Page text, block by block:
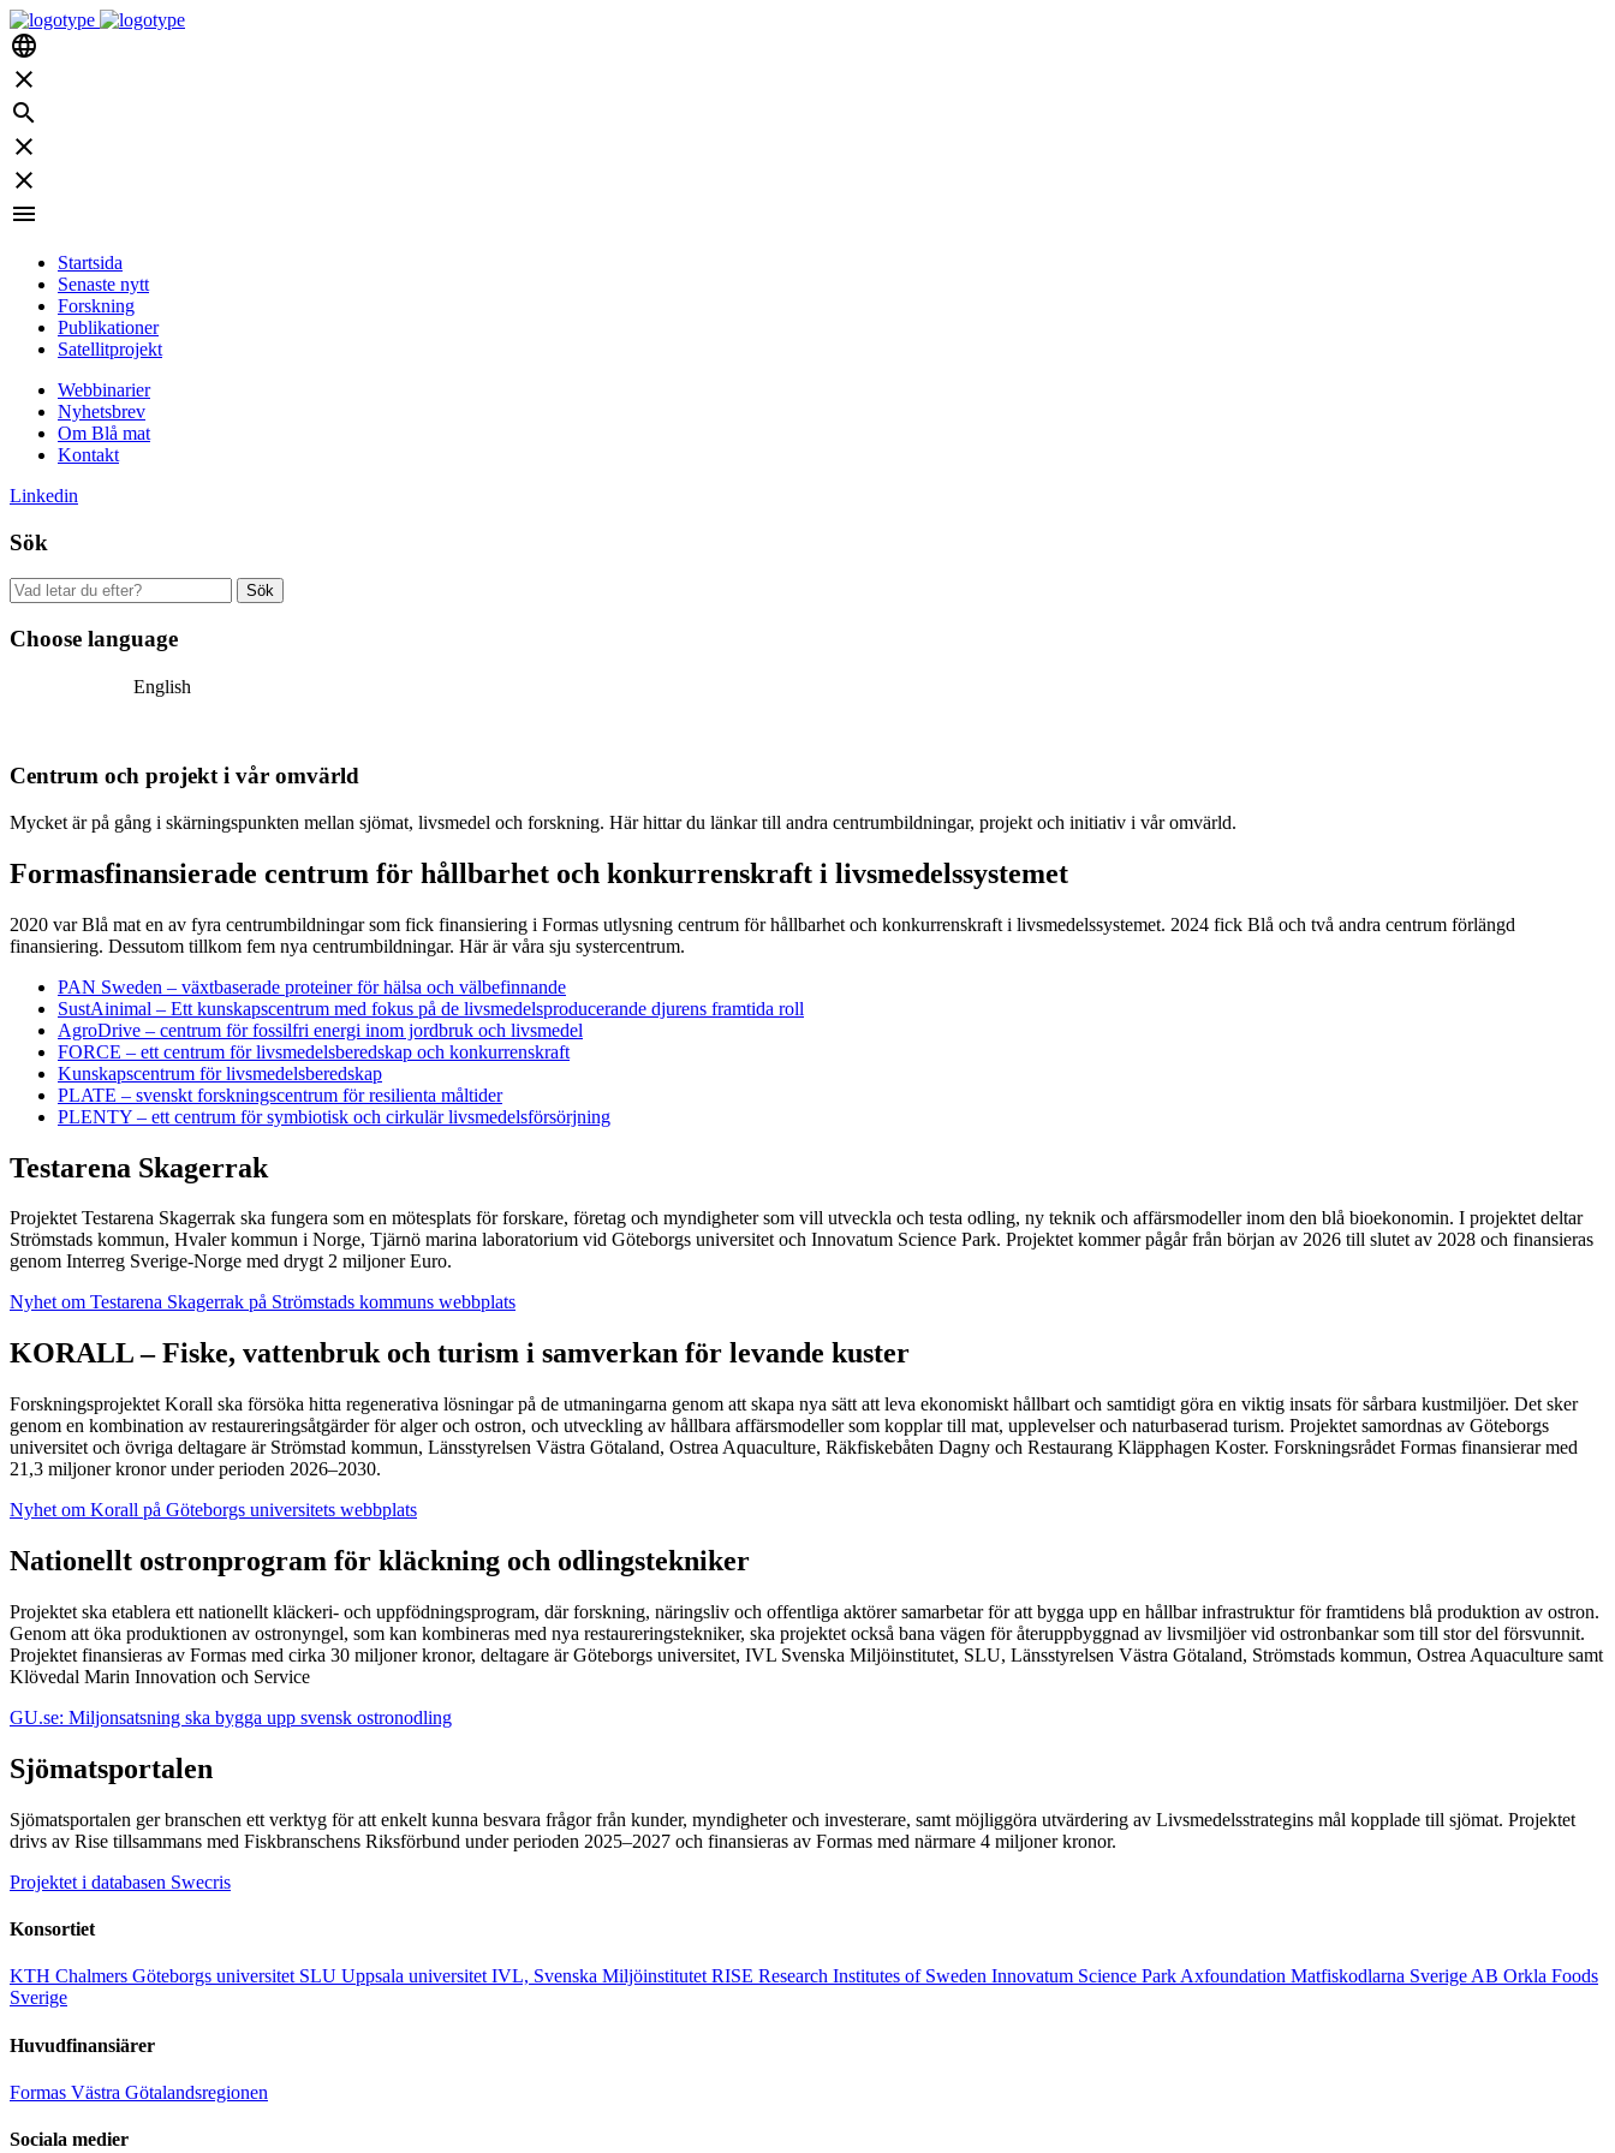
language
close
search
close
close
menu
Startsida
Senaste nytt
Forskning
Publikationer
Satellitprojekt
Webbinarier
Nyhetsbrev
Om Blå mat
Kontakt
Linkedin
Sök
Sök
efter:
Choose language
English
Centrum och projekt i vår omvärld
Mycket är på gång i skärningspunkten mellan sjömat, livsmedel och forskning. Här hittar du länkar till andra centrumbildningar, projekt och initiativ i vår omvärld.
Formasfinansierade centrum för hållbarhet och konkurrenskraft i livsmedelssystemet
2020 var Blå mat en av fyra centrumbildningar som fick finansiering i Formas utlysning centrum för hållbarhet och konkurrenskraft i livsmedelssystemet. 2024 fick Blå och två andra centrum förlängd
finansiering. Dessutom tillkom fem nya centrumbildningar. Här är våra sju systercentrum.
PAN Sweden – växtbaserade proteiner för hälsa och välbefinnande
SustAinimal – Ett kunskapscentrum med fokus på de livsmedelsproducerande djurens framtida roll
AgroDrive – centrum för fossilfri energi inom jordbruk och livsmedel
FORCE – ett centrum för livsmedelsberedskap och konkurrenskraft
Kunskapscentrum för livsmedelsberedskap
PLATE – svenskt forskningscentrum för resilienta måltider
PLENTY – ett centrum för symbiotisk och cirkulär livsmedelsförsörjning
Testarena Skagerrak
Projektet Testarena Skagerrak ska fungera som en mötesplats för forskare, företag och myndigheter som vill utveckla och testa odling, ny teknik och affärsmodeller inom den blå bioekonomin. I projektet deltar
Strömstads kommun, Hvaler kommun i Norge, Tjärnö marina laboratorium vid Göteborgs universitet och Innovatum Science Park. Projektet kommer pågår från början av 2026 till slutet av 2028 och finansieras
genom Interreg Sverige-Norge med drygt 2 miljoner Euro.
Nyhet om Testarena Skagerrak på Strömstads kommuns webbplats
KORALL – Fiske, vattenbruk och turism i samverkan för levande kuster
Forskningsprojektet Korall ska försöka hitta regenerativa lösningar på de utmaningarna genom att skapa nya sätt att leva ekonomiskt hållbart och samtidigt göra en viktig insats för sårbara kustmiljöer. Det sker
genom en kombination av restaureringsåtgärder för alger och ostron, och utveckling av hållbara affärsmodeller som kopplar till mat, upplevelser och naturbaserad turism. Projektet samordnas av Göteborgs
universitet och övriga deltagare är Strömstad kommun, Länsstyrelsen Västra Götaland, Ostrea Aquaculture, Räkfiskebåten Dagny och Restaurang Kläpphagen Koster. Forskningsrådet Formas finansierar med
21,3 miljoner kronor under perioden 2026–2030.
Nyhet om Korall på Göteborgs universitets webbplats
Nationellt ostronprogram för kläckning och odlingstekniker
Projektet ska etablera ett nationellt kläckeri- och uppfödningsprogram, där forskning, näringsliv och offentliga aktörer samarbetar för att bygga upp en hållbar infrastruktur för framtidens blå produktion av ostron.
Genom att öka produktionen av ostronyngel, som kan kombineras med nya restaureringstekniker, ska projektet också bana vägen för återuppbyggnad av livsmiljöer vid ostronbankar som till stor del försvunnit.
Projektet finansieras av Formas med cirka 30 miljoner kronor, deltagare är Göteborgs universitet, IVL Svenska Miljöinstitutet, SLU, Länsstyrelsen Västra Götaland, Strömstads kommun, Ostrea Aquaculture samt
Klövedal Marin Innovation och Service
GU.se: Miljonsatsning ska bygga upp svensk ostronodling
Sjömatsportalen
Sjömatsportalen ger branschen ett verktyg för att enkelt kunna besvara frågor från kunder, myndigheter och investerare, samt möjliggöra utvärdering av Livsmedelsstrategins mål kopplade till sjömat. Projektet
drivs av Rise tillsammans med Fiskbranschens Riksförbund under perioden 2025–2027 och finansieras av Formas med närmare 4 miljoner kronor.
Projektet i databasen Swecris
Konsortiet
KTH Chalmers Göteborgs universitet SLU Uppsala universitet IVL, Svenska Miljöinstitutet RISE Research Institutes of Sweden Innovatum Science Park Axfoundation Matfiskodlarna Sverige AB Orkla Foods
Sverige
Huvudfinansiärer
Formas Västra Götalandsregionen
Sociala medier